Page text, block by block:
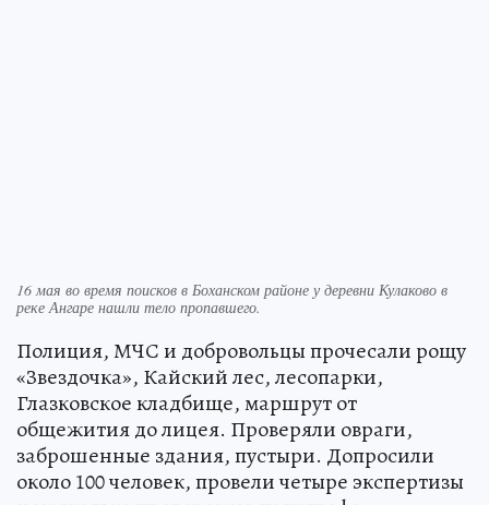
16 мая во время поисков в Боханском районе у деревни Кулаково в
реке Ангаре нашли тело пропавшего.
Полиция, МЧС и добровольцы прочесали рощу
«Звездочка», Кайский лес, лесопарки,
Глазковское кладбище, маршрут от
общежития до лицея. Проверяли овраги,
заброшенные здания, пустыри. Допросили
около 100 человек, провели четыре экспертизы